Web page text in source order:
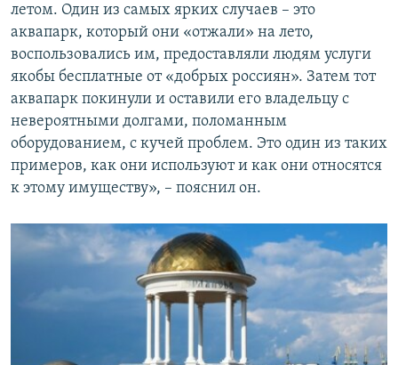
летом. Один из самых ярких случаев – это
аквапарк, который они «отжали» на лето,
воспользовались им, предоставляли людям услуги
якобы бесплатные от «добрых россиян». Затем тот
аквапарк покинули и оставили его владельцу с
невероятными долгами, поломанным
оборудованием, с кучей проблем. Это один из таких
примеров, как они используют и как они относятся
к этому имуществу», – пояснил он.